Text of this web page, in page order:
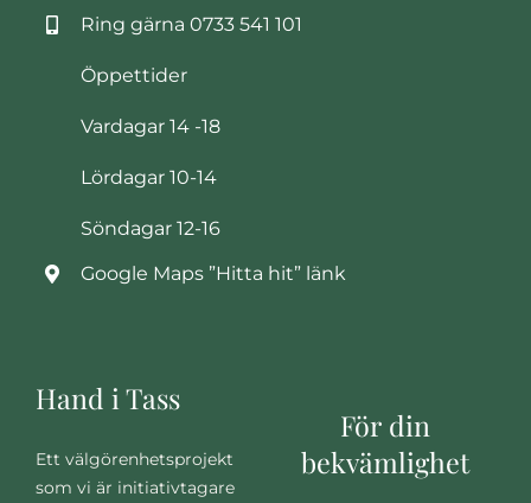
Ring gärna 0733 541 101
Öppettider
Vardagar 14 -18
Lördagar 10-14
Söndagar 12-16
Google Maps ”Hitta hit” länk
Hand i Tass
Ett välgörenhetsprojekt
som vi är initiativtagare
För din
bekvämlighet